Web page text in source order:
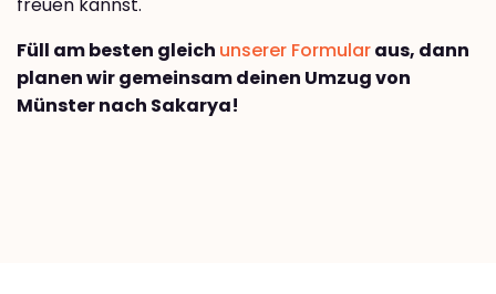
freuen kannst.
Füll am besten gleich unserer Formularaus, dann
planen wir gemeinsam deinen Umzug von
Münster nach Sakarya!